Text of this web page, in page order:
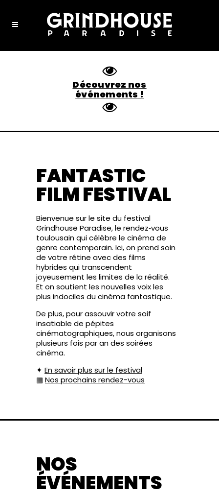
Découvrez nos
événements !
FANTASTIC
FILM FESTIVAL
Bienvenue sur le site du festival
Grindhouse Paradise, le rendez‑vous
toulousain qui célèbre le cinéma de
genre contemporain. Ici, on prend soin
de votre rétine avec des films
hybrides qui transcendent
joyeusement les limites de la réalité.
Et on soutient les nouvelles voix les
plus indociles du cinéma fantastique.
De plus, pour assouvir votre soif
insatiable de pépites
cinématographiques, nous organisons
plusieurs fois par an des soirées
cinéma.
✦ En savoir plus sur le festival
▦ Nos prochains rendez-vous
NOS
ÉVÉNEMENTS